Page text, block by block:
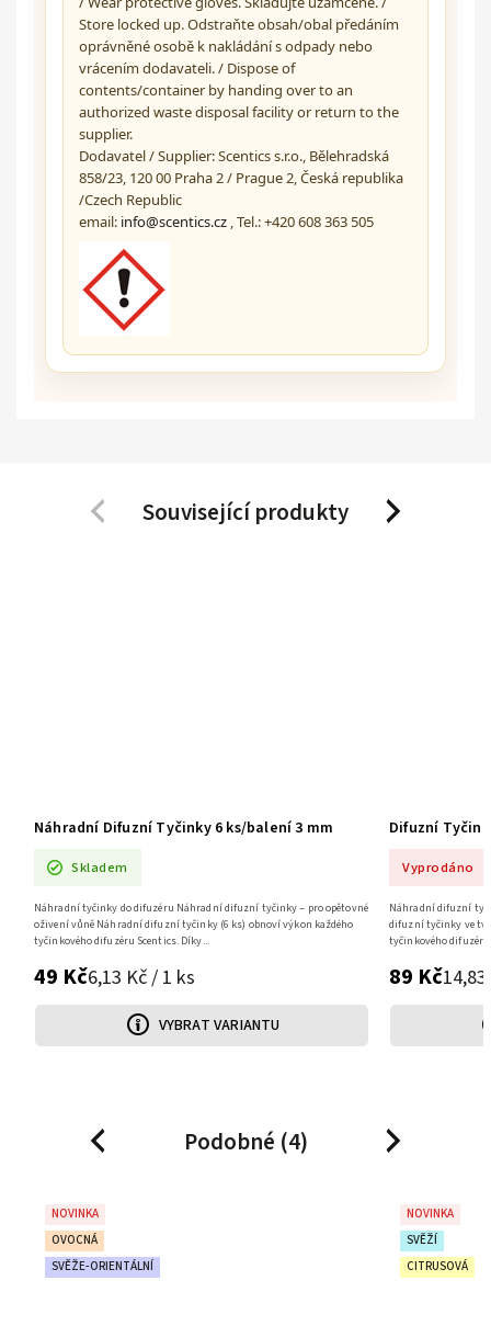
Store locked up. Odstraňte obsah/obal předáním
oprávněné osobě k nakládání s odpady nebo
vrácením dodavateli. / Dispose of
contents/container by handing over to an
authorized waste disposal facility or return to the
supplier.
Dodavatel / Supplier:Scentics s.r.o., Bělehradská
858/23, 120 00 Praha 2 / Prague 2,Česká republika
/Czech Republic
email: info@scentics.cz , Tel.: +420 608 363 505
Související produkty
Previous
Náhradní Difuzní Tyčinky 6 ks/balení 3 mm
Skladem
49 Kč6,13 Kč / 1 ks
VYBRAT VARIANTU
Náhradní tyčinky do difuzéru Náhradní difuzní tyčinky – pro opětovné
oživení vůně Náhradní difuzní tyčinky (6 ks) obnoví výkon každého
tyčinkového difuzéru Scentics. Díky...
Difuzní
Vyprodáno
89 Kč
Náhradní difuzní
difuzní tyčinky ve
tyčinkového
Next
Podobné (4)
Previous
NOVINKA
OVOCNÁ
SVĚŽE-ORIENTÁLNÍ
NOVINKA
SVĚŽÍ
CITRUSOVÁ
Next